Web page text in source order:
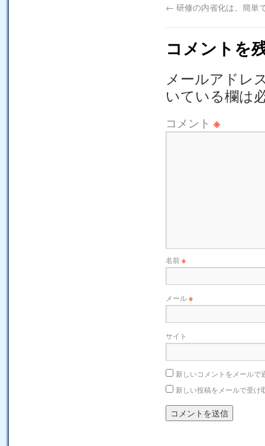
← 研修の内省化は、簡単
コメントを
メールアドレ
いている欄は
コメント ※
名前※
メール※
サイト
新しいコメントをメールで
新しい投稿をメールで受け